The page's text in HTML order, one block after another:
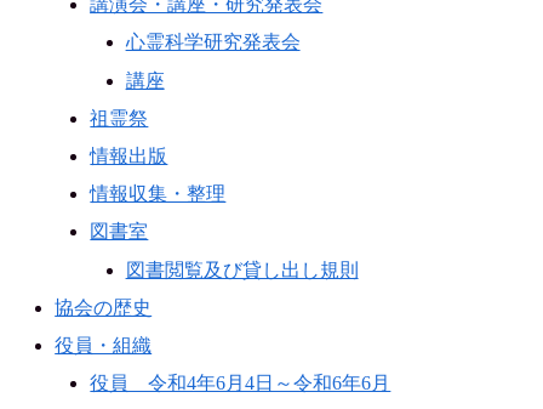
講演会・講座・研究発表会
心霊科学研究発表会
講座
祖霊祭
情報出版
情報収集・整理
図書室
図書閲覧及び貸し出し規則
協会の歴史
役員・組織
役員 令和4年6月4日～令和6年6月